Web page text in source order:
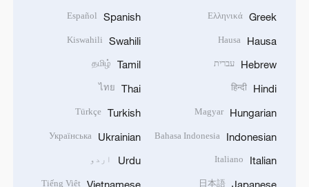
Greek
Ελληνικά
Hausa
Hausa
Hebrew עברית
Hindi
हिन्दी
Hungarian
Magyar
Indonesian
Bahasa Indonesia
Italian
Italiano
Japanese
日本語
Spanish
Español
Swahili
Kiswahili
Tamil
தமிழ்
Thai
ไทย
Turkish
Türkçe
Ukrainian
Українська
Urdu اردو
Vietnamese
Tiếng Việt